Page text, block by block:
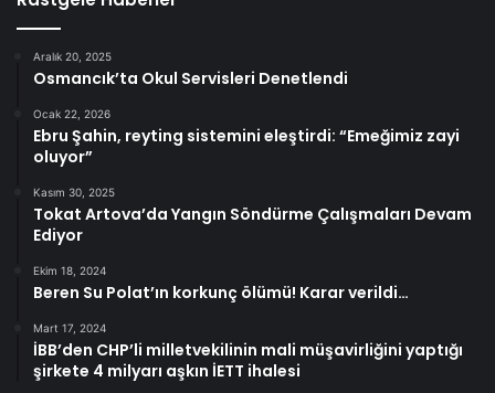
Aralık 20, 2025
Osmancık’ta Okul Servisleri Denetlendi
Ocak 22, 2026
Ebru Şahin, reyting sistemini eleştirdi: “Emeğimiz zayi
oluyor”
Kasım 30, 2025
Tokat Artova’da Yangın Söndürme Çalışmaları Devam
Ediyor
Ekim 18, 2024
Beren Su Polat’ın korkunç ölümü! Karar verildi…
Mart 17, 2024
İBB’den CHP’li milletvekilinin mali müşavirliğini yaptığı
şirkete 4 milyarı aşkın İETT ihalesi